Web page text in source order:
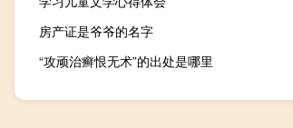
房产证是爷爷的名字
“攻顽治癣恨无术”的出处是哪里